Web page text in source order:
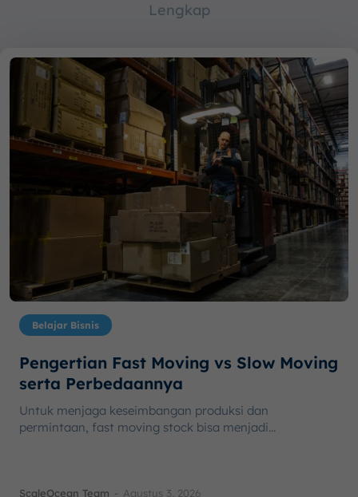
Lengkap
Belajar Bisnis
Pengertian Fast Moving vs Slow Moving
serta Perbedaannya
Untuk menjaga keseimbangan produksi dan
permintaan, fast moving stock bisa menjadi...
ScaleOcean Team - Agustus 3, 2026